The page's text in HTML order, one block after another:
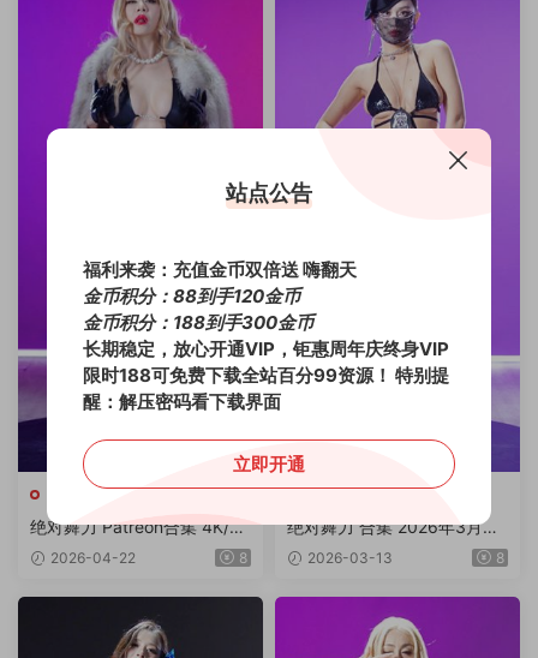
绝对舞力
绝对舞力 Patreon合集 4K/4.
07G2026-04-22 8
绝对舞力
绝对舞力 合集 2026年3月上
旬P1/4V 4K/4.01G
2026-03-13 8
站点公告
福利来袭：充值金币双倍送 嗨翻天
金币积分：88到手120金币
金币积分：188到手300金币
长期稳定，放心开通VIP，钜惠周年庆终身VIP
限时188可免费下载全站百分99资源！ 特别提
醒：解压密码看下载界面
立即开通